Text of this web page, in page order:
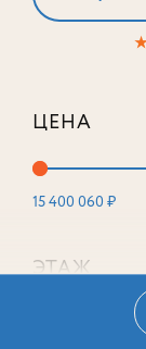
ЦЕНА
15 400 060 ₽
ЭТАЖ